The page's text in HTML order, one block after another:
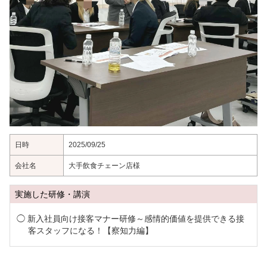
日時 2025/09/25
会社名 大手飲食チェーン店様
実施した研修・講演
新入社員向け接客マナー研修～感情的価値を提供できる接
客スタッフになる！【察知力編】